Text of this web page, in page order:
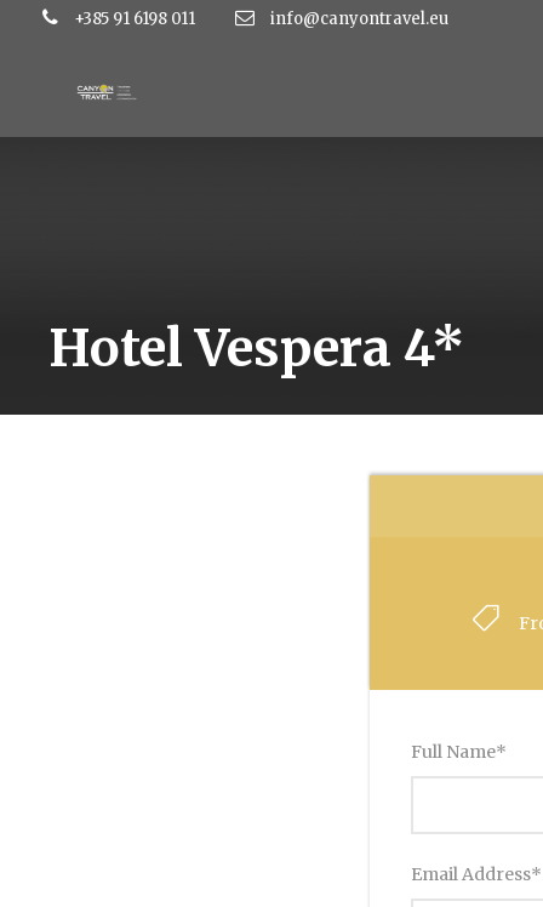
+385 91 6198 011 info@canyontravel.eu
Hotel Vespera 4*
Full Name*
Email Address*